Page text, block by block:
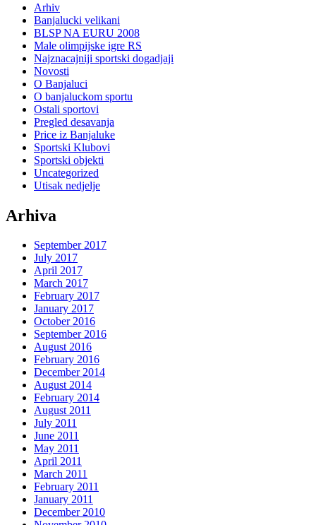
Arhiv
Banjalucki velikani
BLSP NA EURU 2008
Male olimpijske igre RS
Najznacajniji sportski dogadjaji
Novosti
O Banjaluci
O banjaluckom sportu
Ostali sportovi
Pregled desavanja
Price iz Banjaluke
Sportski Klubovi
Sportski objekti
Uncategorized
Utisak nedjelje
Arhiva
September 2017
July 2017
April 2017
March 2017
February 2017
January 2017
October 2016
September 2016
August 2016
February 2016
December 2014
August 2014
February 2014
August 2011
July 2011
June 2011
May 2011
April 2011
March 2011
February 2011
January 2011
December 2010